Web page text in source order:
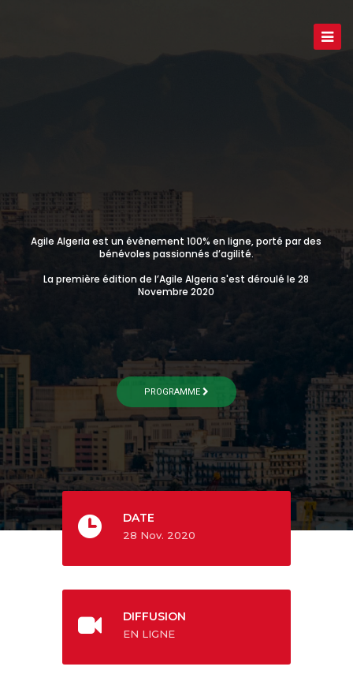
PROGRAMME
Agile Algeria est un évènement 100% en ligne, porté par des
bénévoles passionnés d’agilité.
La première édition de l’Agile Algeria s'est déroulé le 28
Novembre 2020
DATE
28 Nov. 2020
DIFFUSION
EN LIGNE